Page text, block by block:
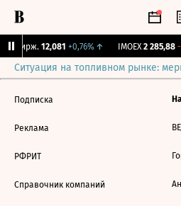
Бирж. 12,081 +0,76%↑ IMOEX 2 285,88 -
Ситуация на топливном рынке:
Подписка
Реклама
РФРИТ
Справочник компаний